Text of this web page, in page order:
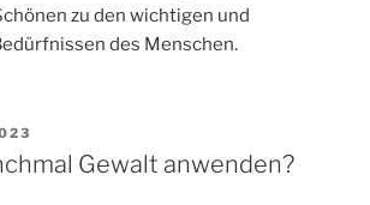
zu den wichtigen und
des Menschen.
Gewalt anwenden?